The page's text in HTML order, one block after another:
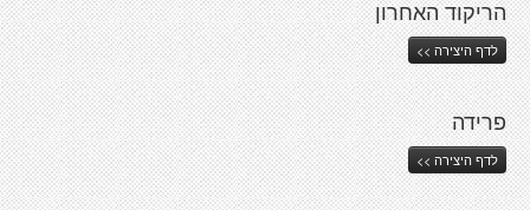
הריקוד האחרון
לדף היצירה >>
פרידה
לדף היצירה >>